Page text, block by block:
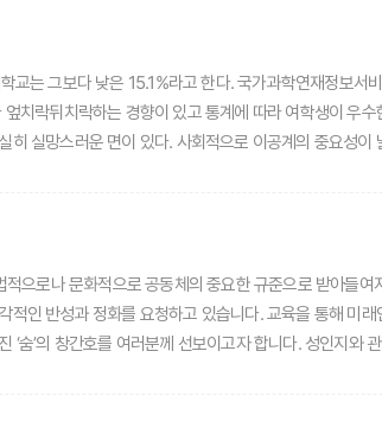
는 그보다 낮은 15.1%라고 한다. 국가과학연재정보서
치락뒤치락하는 경향이 있고 통계에 따라 여학생이 우
실망스러운 면이 있다. 사회적으로 이공계의 중요성
로 간신히 원하는 바를 얻어낸 사람들의 노력이 다져온
나갈 수 있는 길은 모두에게 열려 있어야 한다. 노벨
있지는 않은지 생각해보고 대안을 찾아내야 할 시점이다.
으로나 문화적으로 공동체의 중요한 규준으로 받아들
인 반성과 정화를 요청하고 있습니다. 교육을 통해 미
숨’의 창간호를 여러분께 선보이고자 합니다. 성인지
온 측면이 있습니다. 사회적 합의가 쉽지 않은 사안인